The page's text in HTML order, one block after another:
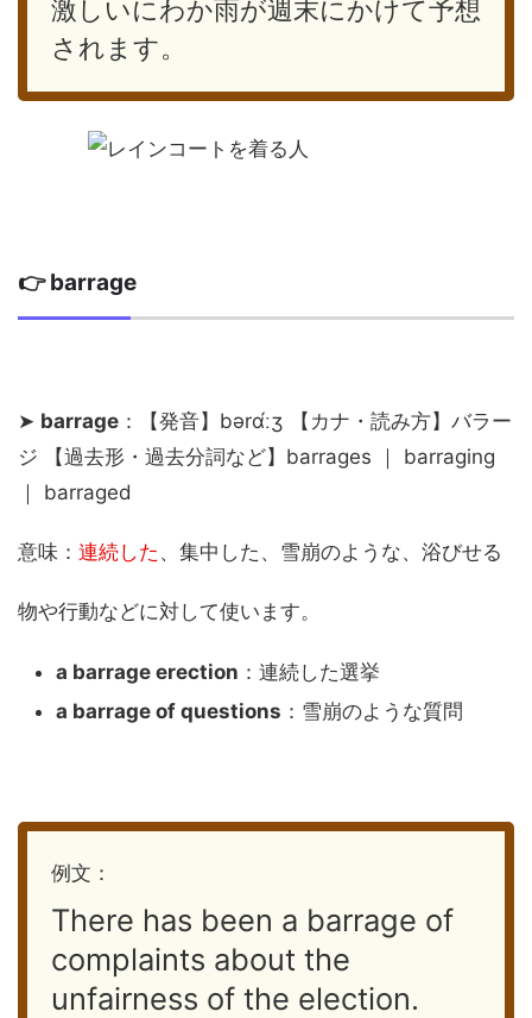
激しいにわか雨が週末にかけて予想
されます。
👉 barrage
➤ barrage ：【発音】bərɑ́ːʒ 【カナ・読み方】バラー
ジ 【過去形・過去分詞など】barrages ｜ barraging
｜ barraged
意味： 連続した 、集中した、雪崩のような、浴びせる
物や行動などに対して使います。
a barrage erection ：連続した選挙
a barrage of questions ：雪崩のような質問
例文：
There has been a barrage of
complaints about the
unfairness of the election.